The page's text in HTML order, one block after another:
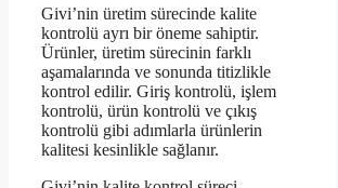
Givi’nin üretim sürecinde kalite
kontrolü ayrı bir öneme sahiptir.
Ürünler, üretim sürecinin farklı
aşamalarında ve sonunda titizlikle
kontrol edilir. Giriş kontrolü, işlem
kontrolü, ürün kontrolü ve çıkış
kontrolü gibi adımlarla ürünlerin
kalitesi kesinlikle sağlanır.